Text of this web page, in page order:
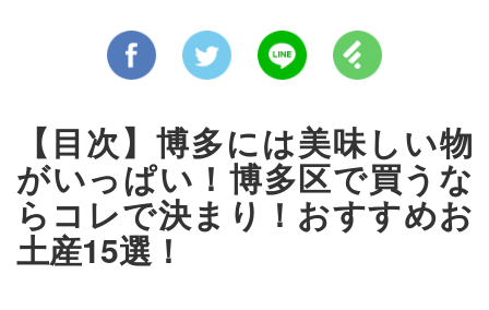
【目次】博多には美味しい物
がいっぱい！博多区で買うな
らコレで決まり！おすすめお
土産15選！